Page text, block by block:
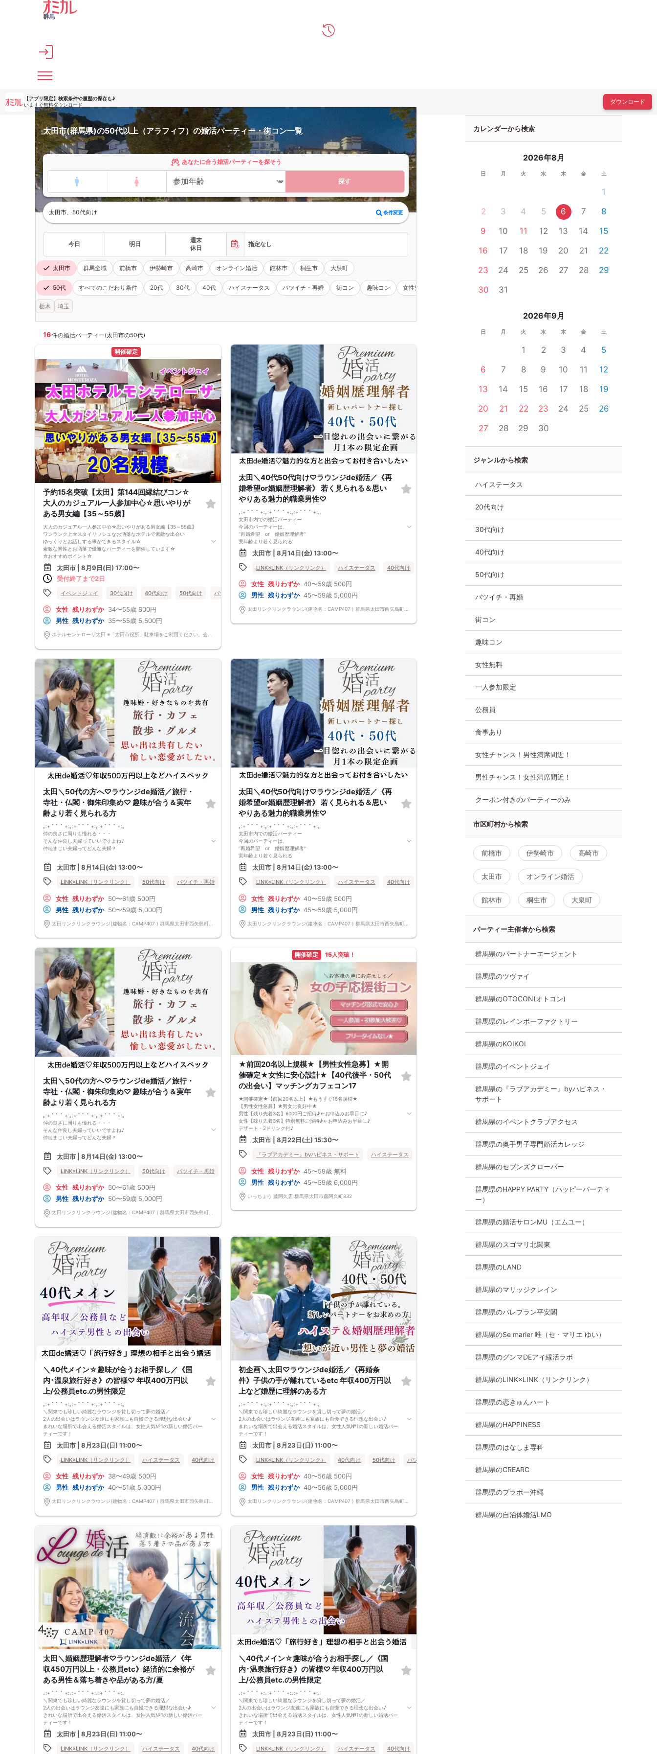
メインコンテンツへスキップ
群馬
【アプリ限定】 検索条件や履歴の保存も♪
いますぐ無料ダウンロード
ダウンロード
太田市(群馬県)の50代以上（アラフィフ）の婚活パーティー・街コン一覧
あなたに合う婚活パーティーを探そう
探す
太田市、50代向け 条件変更
今日 明日
週末
休日
指定なし
太田市 群馬全域 前橋市 伊勢崎市 高崎市 オンライン婚活 館林市 桐生市 大泉町
50代 すべてのこだわり条件 20代 30代 40代 ハイステータス バツイチ・再婚 街コン 趣味コン 女性無料 公務員
栃木 埼玉
16件の婚活パーティー(太田市の50代)
開催確定
予約15名突破【太田】第144回縁結びコン☆
大人のカジュアル一人参加中心☆思いやりが
ある男女編【35～55歳】
大人のカジュアル一人参加中心☆思いやりがある男女編【35～55歳】
ワンランク上☆スタイリッシュなお洒落なホテルで素敵な出会い
ゆっくりとお話しする事ができるスタイル☆
素敵な異性とお洒落で優雅なパーティーを開催しています☆
☆おすすめポイント☆
・素敵なパートナーと出会いたい♪
・気軽にお友達から始めたい♪
・お一人でのご参加70%以上♪
・フリータイム無しでお一人様でのご参加も安心♪
北関東を中心に毎月約80会場にて展開しているEvent-Jグループが婚活パ
ーティー・街コンを開催☆
毎回、大勢の方との真面目な出会いのコミュニティとして評判をいただい
恋活、婚活、友達作り、合コン、ets…お客様それぞれの目的にマッチし
☆その他☆
・ご予約時は【本名をフルネーム】でご入力ください。
・料金は、当日に会場の受付時にお支払いとなります。
・パーティの流れや進行は変更される場合がございます。
・多少の年齢の前後はOKです。
・募集人数：20名（最小人数：6名）
【お車でお越しの方へ】
モンテローザホテル併設の駐車場は、宿泊利用者専用の為ご利用できませ
ん。
お車でお越しの際は「太田市役所」駐車場をご利用ください。会場まで徒
歩5分
(初回2時間100円 18:00～3時間100円/近辺で一番安いです)
【キャンセル】
参加が困難な場合は、お早めに電話または問い合わせページ等から連絡を
お願いします。
お客様のご都合によるキャンセルの場合には、どのような理由でもキャン
セル料が発生しますのでご了承ください
【キャンセル料】
男性/女性：一律2000円
2.開催日7日前〜パーティー当日のキャンセル
男性/女性：全額（定価）
男女の人数調整をしておりますので、主旨をご理解頂き、キャンセルの無
【開催にあたって】
会場内でのマスクの着用は施設側の方針に準拠いたします。特に指定がな
い場合には任意となります。
太田市 | 8月9日(日) 17:00〜
受付終了まで2日
イベントジェイ 30代向け 40代向け 50代向け バツイチ・再婚 群馬県 太田市
女性 残りわずか 34〜55歳 800円
男性 残りわずか 35〜55歳 5,500円
ホテルモンテローザ太田 ※「太田市役所」駐車場をご利用ください。会場まで徒歩5分 〒373-0851 群馬県太田市飯田町1308
太田＼40代50代向け♡ラウンジde婚活／《再
婚希望or婚姻歴理解者》 若く見られる＆思い
やりある魅力的職業男性♡
｡:+ ﾟ ゜ﾟ +:｡:+ ﾟ ゜ﾟ +:｡:+ ﾟ ゜ﾟ +:｡
太田市内での婚活パーティー
今回のパーティーは、
‘‘再婚希望 or 婚姻歴理解者‘‘
実年齢より若く見られる
肌や髪の清潔感に気を使っていたりと
”自分磨きができる”内面も外見も素敵な方。
お互いの過去を受け入れあって幸せになりたい！
だからこそ守りたいこと♡
②隠し事やうそがない
③相手の話をきちんと聞く
全てひっくるめて、受け止めてくれる。
この先の人生の新たなパートナーに出逢いたい。
前回参加の男性一部紹介！
①＼群馬最大級の男女8対8／
多すぎず少なすぎず、参加者様が求める理想の人数を作り上げました！
（最小催行人数3:3）
②直接の連絡先交換自由♪
気の合う方がいたら直接連絡先交換してもOK！
トークタイムについて♪
1対1の着席型トークタイム♪
プロフィールシートを全員の異性の方と交換して1対1でお話をしていただ
きます！
女性は着席したままで、男性が席を順番に移動していきます。
トークタイムは、5分～10分（人数で時間変動あり）です！
あまり硬くならず、いつもの自分でゆっくりトークを楽しんでください♪
お仕事の話、趣味の話などでお互いの共通点などをみつけてみてはいかが
でしょうか…
太田市 | 8月14日(金) 13:00〜
LINK×LINK（リンクリンク） ハイステータス 40代向け
女性 残りわずか 40〜59歳 500円
男性 残りわずか 45〜59歳 5,000円
太田リンクリンクラウンジ(建物名：CAMP407 ) 群馬県太田市西矢島町714-1
太田＼50代の方へ♡ラウンジde婚活／旅行・
寺社・仏閣・御朱印集め♡ 趣味が合う＆実年
齢より若く見られる方
｡:+ ﾟ ゜ﾟ +:｡:+ ﾟ ゜ﾟ +:｡:+ ﾟ ゜ﾟ +:｡
仲の良さに周りも憧れる・・・
そんな仲良し夫婦っていいですよね♪
仲睦まじい夫婦ってどんな夫婦？
①共通の趣味がある
旅行・寺社・仏閣巡り・御宗印集め
が好き or 興味がある方
②相手の立場に立って考えられる
③一緒にいてポジティブになれる
一緒にいて笑顔が多い方
＼さらに／
年収400万円以上or安定した企業の男性限定
ずっと仲良しでいられるお相手を探しませんか♡
50代／営業／年収700万円以上／身長177cm
50代／会社役員／おしゃれな服装/身長181cm
などなど魅力的な方が多数でした！
～今回のパーティーは群馬県内でも唯一の「同窓会のような年齢幅」♡～
少しだけ離れた年齢差で婚活したいという女性様のためにつくりました！
女性に大人気のパーティーなのでお早めに♪
県内最大数10対10！トークタイム中の連絡先交換自由
①＼群馬最大級の男女10対10／
多すぎず少なすぎず、参加者様が求める理想の人数を作り上げました！
（最小催行人数3:3）
②直接の連絡先交換自由♪
気の合う方がいたら直接連絡先交換してもOK！
トークタイムについて♪
1対1の着席型トークタイム♪
プロフィールシートを全員の異性の方と交換して1対1でお話をしていただ
きます！
女性は着席したままで、男性が席を順番に移動していきます。
トークタイムは、5分～10分（人数で時間変動あり）です！
あまり硬くならず、いつもの自分でゆっくりトークを楽しんでください♪
お仕事の話、趣味の話などでお互いの共通点などをみつけてみてはいかが
でしょうか…
太田市 | 8月14日(金) 13:00〜
LINK×LINK（リンクリンク） 50代向け バツイチ・再婚 群馬県 太田市
女性 残りわずか 50〜61歳 500円
男性 残りわずか 50〜59歳 5,000円
太田＼40代50代向け♡ラウンジde婚活／《再
婚希望or婚姻歴理解者》 若く見られる＆思い
やりある魅力的職業男性♡
｡:+ ﾟ ゜ﾟ +:｡:+ ﾟ ゜ﾟ +:｡:+ ﾟ ゜ﾟ +:｡
太田市内での婚活パーティー
今回のパーティーは、
‘‘再婚希望 or 婚姻歴理解者‘‘
実年齢より若く見られる
肌や髪の清潔感に気を使っていたりと
”自分磨きができる”内面も外見も素敵な方。
お互いの過去を受け入れあって幸せになりたい！
だからこそ守りたいこと♡
②隠し事やうそがない
③相手の話をきちんと聞く
全てひっくるめて、受け止めてくれる。
この先の人生の新たなパートナーに出逢いたい。
前回参加の男性一部紹介！
50代／大手企業役職／年収800万円
などなど魅力的な方が多数でした！
県内最大数8対8！トークタイム中の連絡先交換自由
①＼群馬最大級の男女8対8／
多すぎず少なすぎず、参加者様が求める理想の人数を作り上げました！
（最小催行人数3:3）
②直接の連絡先交換自由♪
気の合う方がいたら直接連絡先交換してもOK！
トークタイムについて♪
1対1の着席型トークタイム♪
プロフィールシートを全員の異性の方と交換して1対1でお話をしていただ
きます！
女性は着席したままで、男性が席を順番に移動していきます。
トークタイムは、5分～10分（人数で時間変動あり）です！
あまり硬くならず、いつもの自分でゆっくりトークを楽しんでください♪
お仕事の話、趣味の話などでお互いの共通点などをみつけてみてはいかが
でしょうか…
太田市 | 8月14日(金) 13:00〜
LINK×LINK（リンクリンク） ハイステータス 40代向け バツイチ・再婚 群馬県 太田市
女性 残りわずか 40〜59歳 500円
男性 残りわずか 45〜59歳 5,000円
太田＼50代の方へ♡ラウンジde婚活／旅行・
寺社・仏閣・御朱印集め♡ 趣味が合う＆実年
齢より若く見られる方
｡:+ ﾟ ゜ﾟ +:｡:+ ﾟ ゜ﾟ +:｡:+ ﾟ ゜ﾟ +:｡
仲の良さに周りも憧れる・・・
そんな仲良し夫婦っていいですよね♪
仲睦まじい夫婦ってどんな夫婦？
①共通の趣味がある
旅行・寺社・仏閣巡り・御宗印集め
が好き or 興味がある方
②相手の立場に立って考えられる
③一緒にいてポジティブになれる
一緒にいて笑顔が多い方
＼さらに／
年収400万円以上or安定した企業の男性限定
ずっと仲良しでいられるお相手を探しませんか♡
50代／営業／年収700万円以上／身長177cm
50代／会社役員／おしゃれな服装/身長181cm
などなど魅力的な方が多数でした！
～今回のパーティーは群馬県内でも唯一の「同窓会のような年齢幅」♡～
少しだけ離れた年齢差で婚活したいという女性様のためにつくりました！
女性に大人気のパーティーなのでお早めに♪
県内最大数10対10！トークタイム中の連絡先交換自由
①＼群馬最大級の男女10対10／
多すぎず少なすぎず、参加者様が求める理想の人数を作り上げました！
（最小催行人数3:3）
②直接の連絡先交換自由♪
気の合う方がいたら直接連絡先交換してもOK！
トークタイムについて♪
1対1の着席型トークタイム♪
プロフィールシートを全員の異性の方と交換して1対1でお話をしていただ
きます！
女性は着席したままで、男性が席を順番に移動していきます。
トークタイムは、5分～10分（人数で時間変動あり）です！
あまり硬くならず、いつもの自分でゆっくりトークを楽しんでください♪
お仕事の話、趣味の話などでお互いの共通点などをみつけてみてはいかが
でしょうか…
太田市 | 8月14日(金) 13:00〜
LINK×LINK（リンクリンク） 50代向け バツイチ・再婚 群馬県 太田市
女性 残りわずか 50〜61歳 500円
男性 残りわずか 50〜59歳 5,000円
開催確定 15人突破！
★前回20名以上規模★【男性女性急募】★開
催確定★女性に安心設計★【40代後半・50代
の出会い】マッチングカフェコン17
★開催確定★【前回20名以上】★もうすぐ15名規模★
【男性女性急募】★男女比良好中★
男性【残り先着3名】6000円ご招待♪←お申込みお早目に♪
女性【残り先着3名】特別無料ご招待♪←お申込みお早目に♪
デザート・2ドリンク付♪
お申し込みお早目に♪
《女性の声を反映された個室での出会い》
★お一人の方もご参加大歓迎★
★ハイステータスや公務員の方も大歓迎★
2026年8月22日(土曜)
【参加条件】
独身男性・独身女性
男性：４５歳～５９歳の方
女性：４５歳～５９歳の方
３２名まで（最少開催2：2）
【飲食内容】
食事：スイーツ
飲物：2ドリンク（ソフトドリンク）
【開催地】
海山亭いっちょう 藤阿久店
住所： 群馬県太田市藤阿久町832
【駐車場】
192台
※ 専用駐車場以外への駐車はお控え下さい
【参加費】
男性：6500円(税込)
→早割で6000円
女性：1000円(税込)
→早割で500円→先着3名特別無料♪
★ 早割は先着順の人数限定 ★
※キャンセルの際はキャンセル代がかかります※
15:00[ 受付スタート ] 当日現金支払
★開始１５分前にはご着席下さい★
15:30[ パーティ開始 ] イベント説明
☆ 参加者全員で乾杯 ☆
3～10回[ 1対1テーブルトーク ]
3～10分間のトーク
[ 席替えタイム ]
17:20[ マッチングカード記入 ]
17:25[ マッチングカード回収 ]
[マッチングカード配布]
女性からの優先退出になります
会話が盛り上がるようプロフィールカードをご用意しております♪
★話題探しにもう悩まなくても大丈夫です★
【マッチングカード】
【使い方】
【2】名前･連絡先･メッセージをお書き下さい♪
【3】連絡先をお伝えする方法になるので積極的にご活用下さい♪
★気に入った方だけに自分の連絡先をカードで教えれます★
皆様のご参加お待ちしております♪
太田市 | 8月22日(土) 15:30〜
『ラブアカデミー』byハピネス・サポート ハイステータス 50代向け 街コン 女性無料 一人参加限定 食事あり
女性 残りわずか 45〜59歳 無料
男性 残りわずか 45〜59歳 6,000円
いっちょう 藤阿久店 群馬県太田市藤阿久町832
＼40代メイン☆趣味が合うお相手探し／《国
内･温泉旅行好き》の皆様♡ 年収400万円以
上/公務員etc.の男性限定
｡:+ ﾟ ゜ﾟ +:｡:+ ﾟ ゜ﾟ +:｡:+ ﾟ ゜ﾟ +:｡
＼関東でも珍しい綺麗なラウンジを貸し切って夢の婚活／
2人の出会いはラウンジ友達にも家族にも自慢できる理想な出会い♪
きれいな場所で出会える婚活スタイルは、女性人気№1の新しい婚活パー
ティーです！
今回のテーマは
「国内･温泉旅行が好き。恋人と一緒に出かけたい方♡」
年収400万円以上・公務員などの男性限定
春は桜の名所へ
秋は紅葉がキレイな京都へ
冬は草津で雪見温泉
旅行好きのお相手となら
1年中、ステキな思い出が作れますね。
さらに
”前回参加の男性一部紹介！
40代／営業職役員／身長177cm／明るい性格で紳士
40代／会社経営者／年収900万円以上
40代／国家公務員／年収800万円以上
などなど魅力的な方が多数でした！
県内最大数10対10！トークタイム中の連絡先交換自由
多すぎず少なすぎず、参加者様が求める理想の人数を作り上げました！
（最小催行人数3:3）
②直接の連絡先交換自由♪
気の合う方がいたら直接連絡先交換してもOK！
トークタイムについて♪
1対1の着席型トークタイム♪
プロフィールシートを全員の異性の方と交換して1対1でお話をしていただ
きます！
女性は着席したままで、男性が席を順番に移動していきます。
トークタイムは、5分～10分（人数で時間変動あり）です！
あまり硬くならず、いつもの自分でゆっくりトークを楽しんでください♪
お仕事の話、趣味の話などでお互いの共通点などをみつけてみてはいかが
でしょうか…
太田市 | 8月23日(日) 11:00〜
LINK×LINK（リンクリンク） ハイステータス 40代向け 50代向け 群馬県 太田市
女性 残りわずか 38〜49歳 500円
男性 残りわずか 40〜51歳 5,000円
太田リンクリンクラウンジ(建物名：CAMP407 ) 群馬県太田市西矢島町714-1
初企画＼太田♡ラウンジde婚活／《再婚条
件》子供の手が離れているetc 年収400万円以
上など婚歴に理解のある方
｡:+ ﾟ ゜ﾟ +:｡:+ ﾟ ゜ﾟ +:｡:+ ﾟ ゜ﾟ +:｡
＼関東でも珍しい綺麗なラウンジを貸し切って夢の婚活／
2人の出会いはラウンジ友達にも家族にも自慢できる理想な出会い♪
きれいな場所で出会える婚活スタイルは、女性人気№1の新しい婚活パー
ティーです！
＼ 直接は聞きくい、気になる条件はクリア！／
①子供と一緒に住んでいない
➁ 義両親の面倒など
相手には負担をかけない配慮をする
感謝や褒めの気持ちを伝え合い
問題が起きても2人で解決しあえる関係
＋
婚姻歴のある方、ご理解いただける方
もちろん婚姻暦のない方もご参加いただけます。
40代／公務員／穏やかで聞き上手
50代／年収700万円以上／経営者
などなど魅力的な方が多数でした！
～今回のパーティーは埼玉県内でも唯一の「同窓会のような年齢幅」♡～
少しだけ離れた年齢差で婚活したいという女性様のためにつくりました！
女性に大人気のパーティーなのでお早めに♪
【イベントの参加条件】
独身・対象年齢であること(位表記は±2歳まで)
※ 全参加者が満年齢であることを当日受付で確認いたします。
（ご本人の公的証明書、運転免許証や保険証など）
参加条件が確認できない、該当しない場合ご参加をお断りします。その場
合参加費のご返金はございません。
最低遂行人数３：３
｡:+ ﾟ ゜ﾟ +:｡:+ ﾟ ゜ﾟ +:｡:+ ﾟ ゜ﾟ +:｡
県内最大数10対10！トークタイム中の連絡先交換自由
群馬最大級！男女10対10♪
①＼群馬最大級の男女10対10／
多すぎず少なすぎず、参加者様が求める理想の人数を作り上げました！
（最小催行人数3:3）
②直接の連絡先交換自由♪
気の合う方がいたら直接連絡先交換してもOK！
トークタイムについて♪
1対1の着席型トークタイム♪
プロフィールシートを全員の異性の方と交換して1対1でお話をしていただ
きます！
女性は着席したままで、男性が席を順番に移動していきます。
あまり硬くならず、いつもの自分でゆっくりトークを楽しんでください♪
でしょうか…
太田市 | 8月23日(日) 11:00〜
LINK×LINK（リンクリンク） 40代向け 50代向け バツイチ・再婚 群馬県 太田市
女性 残りわずか 40〜56歳 500円
男性 残りわずか 40〜56歳 5,000円
太田リンクリンクラウンジ(建物名：CAMP407 ) 群馬県太田市西矢島町714-1
太田＼婚姻歴理解者♡ラウンジde婚活／《年
収450万円以上・公務員etc》経済的に余裕が
ある男性＆落ち着きや品がある方/夏
｡:+ ﾟ ゜ﾟ +:｡:+ ﾟ ゜ﾟ +:｡:+ ﾟ ゜ﾟ +:｡
＼関東でも珍しい綺麗なラウンジを貸し切って夢の婚活／
2人の出会いはラウンジ友達にも家族にも自慢できる理想な出会い♪
きれいな場所で出会える婚活スタイルは、女性人気№1の新しい婚活パー
ティーです！
今回のパーティーは、
価値観を大切にしたい
オトナの同年代企画
①落ち着いていて品がある
太田市 | 8月23日(日) 11:00〜
LINK×LINK（リンクリンク） ハイステータス 40代向け 50代向け バツイチ・再婚 群馬県 太田市
＼40代メイン☆趣味が合うお相手探し／《国
内･温泉旅行好き》の皆様♡ 年収400万円以
上/公務員etc.の男性限定
｡:+ ﾟ ゜ﾟ +:｡:+ ﾟ ゜ﾟ +:｡:+ ﾟ ゜ﾟ +:｡
＼関東でも珍しい綺麗なラウンジを貸し切って夢の婚活／
2人の出会いはラウンジ友達にも家族にも自慢できる理想な出会い♪
きれいな場所で出会える婚活スタイルは、女性人気№1の新しい婚活パー
ティーです！
今回のテーマは
「国内･温泉旅行が好き。恋人と一緒に出かけたい方♡」
年収400万円以上・公務員などの男性限定
春は桜の名所へ
太田市 | 8月23日(日) 11:00〜
LINK×LINK（リンクリンク） ハイステータス 40代向け
カレンダーから検索
2026年8月
日 月 火 水 木 金 土
1
2
3 4 5 6 7
8
9
10 11 12 13 14
15
16
17 18 19 20 21
22
23
24 25 26 27 28
29
30
31
2026年9月
日 月 火 水 木 金 土
1 2 3 4
5
6
7 8 9 10 11
12
13
14 15 16 17 18
19
20
21 22 23 24 25
26
27
28 29 30
ジャンルから検索
ハイステータス
20代向け
30代向け
40代向け
50代向け
バツイチ・再婚
街コン
趣味コン
女性無料
一人参加限定
公務員
食事あり
女性チャンス！男性満席間近！
男性チャンス！女性満席間近！
クーポン付きのパーティーのみ
市区町村から検索
前橋市 伊勢崎市 高崎市
太田市 オンライン婚活
館林市 桐生市 大泉町
パーティー主催者から検索
群馬県のパートナーエージェント
群馬県のツヴァイ
群馬県のOTOCON(オトコン)
群馬県のレインボーファクトリー
群馬県のKOIKOI
群馬県のイベントジェイ
群馬県の『ラブアカデミー』byハピネス・
サポート
群馬県のイベントクラブアクセス
群馬県の奥手男子専門婚活カレッジ
群馬県のセブンズクローバー
群馬県のHAPPY PARTY（ハッピーパーティ
ー）
群馬県の婚活サロンMU（エムユー）
群馬県のスゴマリ北関東
群馬県のLAND
群馬県のマリッジクレイン
群馬県のパレプラン平安閣
群馬県のSe marier 唯（セ・マリエ ゆい）
群馬県のグンマDEアイ縁活ラボ
群馬県のLINK×LINK（リンクリンク）
群馬県の恋きゅんハート
群馬県のHAPPINESS
群馬県のはなしま専科
群馬県のCREARC
群馬県のブラボー沖縄
群馬県の自治体婚活LMO